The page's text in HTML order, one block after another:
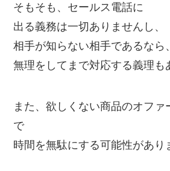
そもそも、セールス電話に
出る義務は一切ありませんし、
相手が知らない相手であるなら、
無理をしてまで対応する義理も
また、欲しくない商品のオファ
で
時間を無駄にする可能性があり